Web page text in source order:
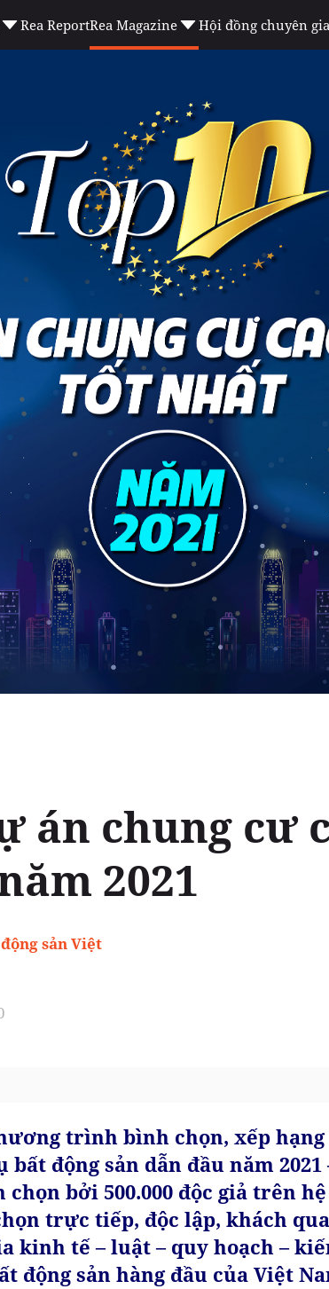
Rea ReportRea Magazine Hội đồng chuyên gia
án chung cư
2021
sản Việt
trình bình chọn, xếp
bất động sản dẫn đầu năm 2021
bởi 500.000 độc giả trên
trực tiếp, độc lập, khách
kinh tế – luật – quy hoạch –
động sản hàng đầu của Việt